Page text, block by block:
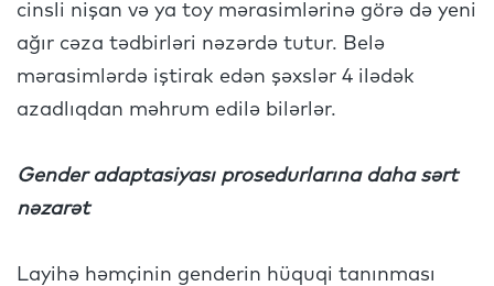
cinsli nişan və ya toy mərasimlərinə görə də yeni
ağır cəza tədbirləri nəzərdə tutur. Belə
mərasimlərdə iştirak edən şəxslər 4 ilədək
azadlıqdan məhrum edilə bilərlər.
Gender adaptasiyası prosedurlarına daha sərt
nəzarət
Layihə həmçinin genderin hüquqi tanınması